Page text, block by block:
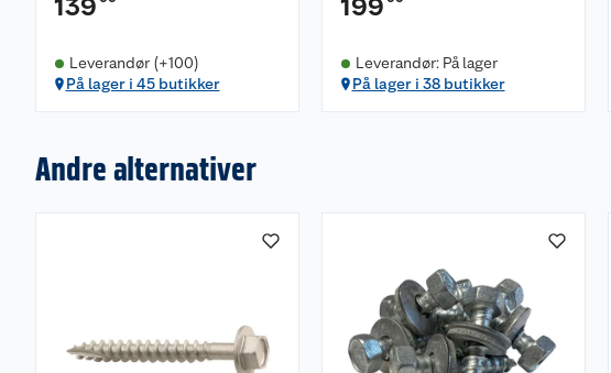
139
Leverandør (+100)
På lager i 45 butikker
199
Leverandør: På lager
På lager i 38 butikker
Andre alternativer